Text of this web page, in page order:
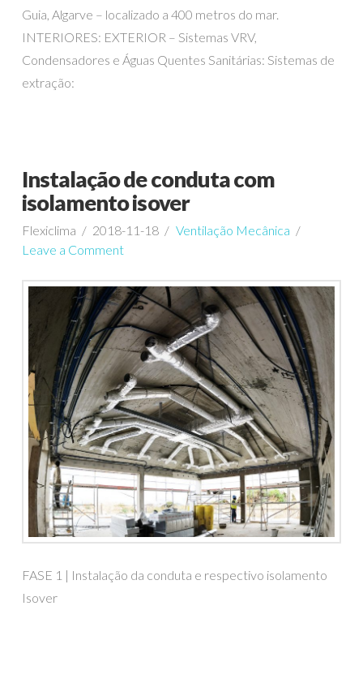
Guia, Algarve – localizado a 400 metros do mar.
INTERIORES: EXTERIOR – Sistemas VRV,
Condensadores e Águas Quentes Sanitárias: Sistemas de
extração:
Instalação de conduta com
isolamento isover
Flexiclima 2018-11-18
Ventilação Mecânica
Leave a Comment
FASE 1 | Instalação da conduta e respectivo isolamento
Isover